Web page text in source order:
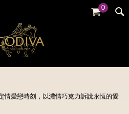
0
全部
全部
金裝禮盒
全部
白巧克力
婚禮系列
GODIVA故事
GODIVA大師團隊
情愛戀時刻，以濃情巧克力訴說永恆的愛